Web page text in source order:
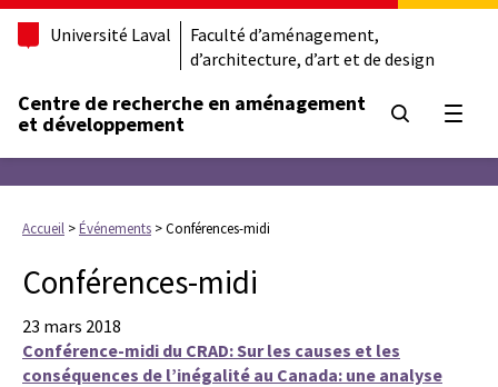
Université Laval
Faculté d’aménagement,
d’architecture, d’art et de design
Centre de recherche en aménagement
et développement
Accueil >Événements >Conférences-midi
Conférences-midi
23 mars 2018
Conférence-midi du CRAD: Sur les causes et les
conséquences de l’inégalité au Canada: une analyse